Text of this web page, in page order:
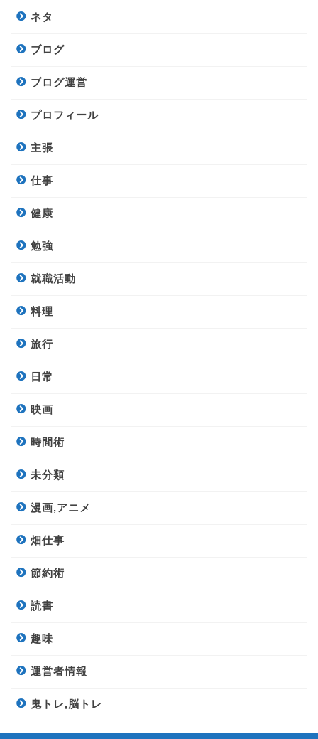
ネタ
ブログ
ブログ運営
プロフィール
主張
仕事
健康
勉強
就職活動
料理
旅行
日常
映画
時間術
未分類
漫画,アニメ
畑仕事
節約術
読書
趣味
運営者情報
鬼トレ,脳トレ